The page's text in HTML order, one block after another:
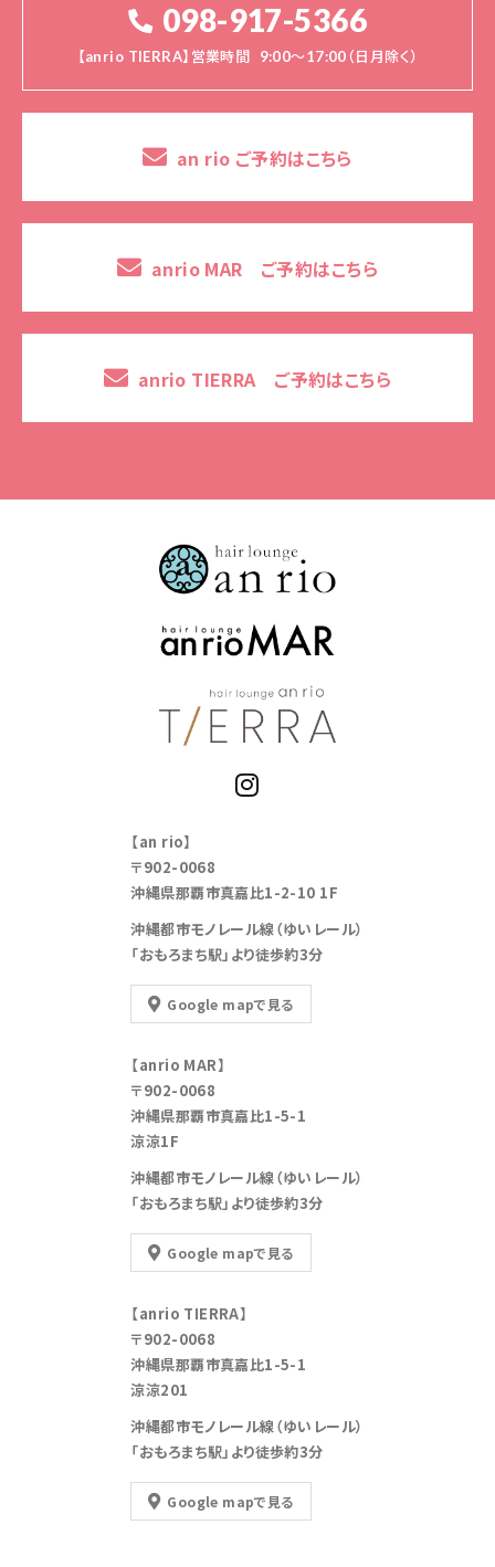
098-917-5366
【anrio TIERRA】営業時間 9:00～17:00（日月除く）
an rio ご予約はこちら
anrio MAR ご予約はこちら
anrio TIERRA ご予約はこちら
【an rio】
〒902-0068
沖縄県那覇市真嘉比1-2-10 1F
沖縄都市モノレール線（ゆいレール）
「おもろまち駅」より徒歩約3分
Google mapで見る
【anrio MAR】
〒902-0068
沖縄県那覇市真嘉比1-5-1
涼涼1F
沖縄都市モノレール線（ゆいレール）
「おもろまち駅」より徒歩約3分
Google mapで見る
【anrio TIERRA】
〒902-0068
沖縄県那覇市真嘉比1-5-1
涼涼201
沖縄都市モノレール線（ゆいレール）
「おもろまち駅」より徒歩約3分
Google mapで見る